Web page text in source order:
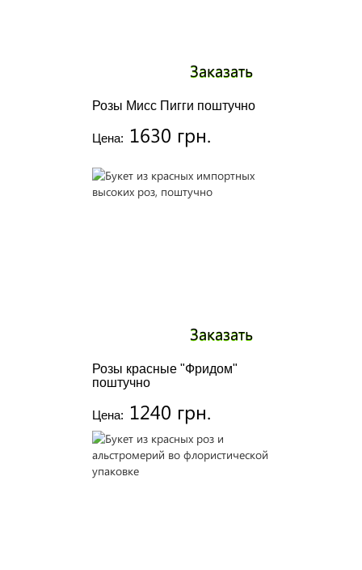
Розы Мисс Пигги поштучно
Цена: 1630 грн.
Заказать
Розы красные "Фридом"
поштучно
Цена: 1240 грн.
Заказать